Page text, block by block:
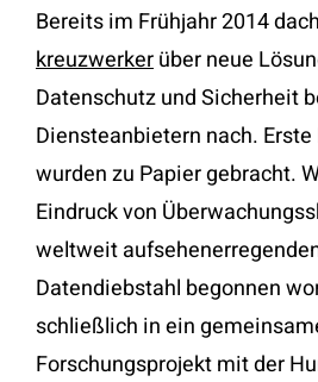
Bereits im Frühjahr 2014
kreuzwerkerüber neue
Datenschutz und Sicherheit
Diensteanbietern nach.
wurden zu Papier gebracht.
Eindruck von
weltweit
Datendiebstahl begonnen
schließlich in ein
Forschungsprojekt mit der